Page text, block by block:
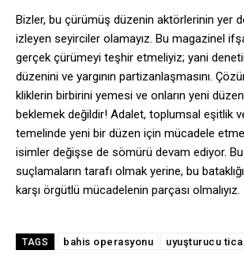
Bizler, bu çürümüş düzenin aktörlerinin yer
izleyen seyirciler olamayız. Bu magazinel
gerçek çürümeyi teşhir etmeliyiz; yani
düzenini ve yargının partizanlaşmasını.
kliklerin birbirini yemesi ve onların yeni
beklemek değildir! Adalet, toplumsal eşitlik
temelinde yeni bir düzen için mücadele
isimler değişse de sömürü devam ediyor.
suçlamaların tarafı olmak yerine, bu
karşı örgütlü mücadelenin parçası olmalıyız.
TAGS bahis operasyonu uyuşturucu